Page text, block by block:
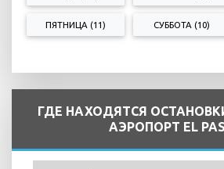
ПЯТНИЦА (11) СУББОТА (10)
ГДЕ НАХОДЯТСЯ
АЭРОПОРТ EL